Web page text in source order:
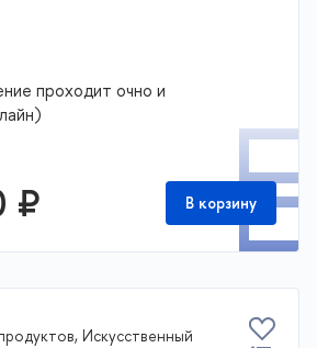
проходит очно и
₽ В корзину
Искусственный